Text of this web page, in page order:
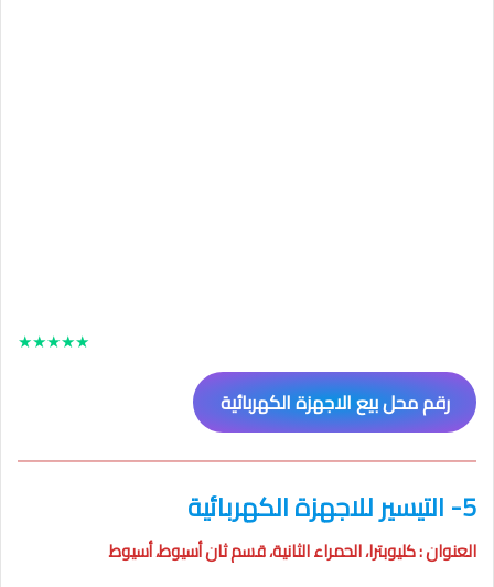
★
★
★
★
★
رقم محل بيع الاجهزة الكهربائية
5- التيسير للاجهزة الكهربائية
العنوان : كليوبترا، الحمراء الثانية، قسم ثان أسيوط، أسيوط